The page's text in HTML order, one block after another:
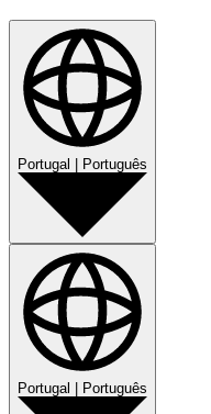
Portugal Português
Portugal Português